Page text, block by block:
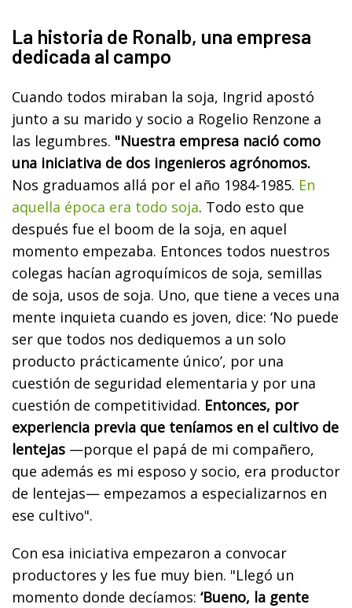
La historia de Ronalb, una empresa
dedicada al campo
Cuando todos miraban la soja, Ingrid apostó
junto a su marido y socio a Rogelio Renzone a
las legumbres. "Nuestra empresa nació como
una iniciativa de dos ingenieros agrónomos.
Nos graduamos allá por el año 1984-1985. En
aquella época era todo soja. Todo esto que
después fue el boom de la soja, en aquel
momento empezaba. Entonces todos nuestros
colegas hacían agroquímicos de soja, semillas
de soja, usos de soja. Uno, que tiene a veces una
mente inquieta cuando es joven, dice: ‘No puede
ser que todos nos dediquemos a un solo
producto prácticamente único’, por una
cuestión de seguridad elementaria y por una
cuestión de competitividad. Entonces, por
experiencia previa que teníamos en el cultivo de
lentejas —porque el papá de mi compañero,
que además es mi esposo y socio, era productor
de lentejas— empezamos a especializarnos en
ese cultivo".
Con esa iniciativa empezaron a convocar
productores y les fue muy bien. "Llegó un
momento donde decíamos: ‘Bueno, la gente